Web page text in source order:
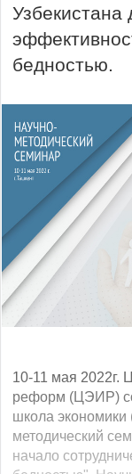
бедностью.
10-11 мая 2022г.
реформ (ЦЭИР)
школа
методический
начало